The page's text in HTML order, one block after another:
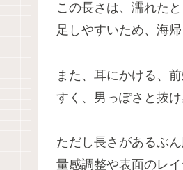
この長さは、濡れた
足しやすいため、海
また、耳にかける、
すく、男っぽさと抜
ただし長さがあるぶ
量感調整や表面のレ